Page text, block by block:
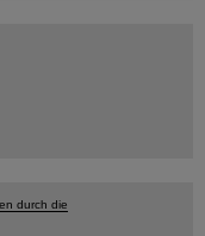
durch die